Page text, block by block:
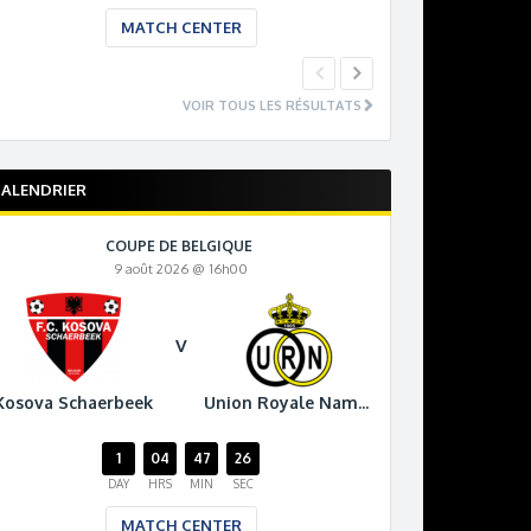
MATCH CENTER
VOIR TOUS LES RÉSULTATS
COUPE DE BELGIQUE
9 août 2026 @ 16h00
Schaerbeek
V
Union Royale Namur
1
DAY
04
HRS
47
MIN
25
SEC
MATCH CENTER